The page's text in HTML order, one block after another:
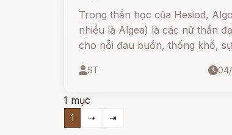
Trong thần học của Hesiod,
nhiều là Algea) là các nữ thần
cho nỗi đau buồn, thống khổ,
ST
1 mục
1 ⇢ ⇥